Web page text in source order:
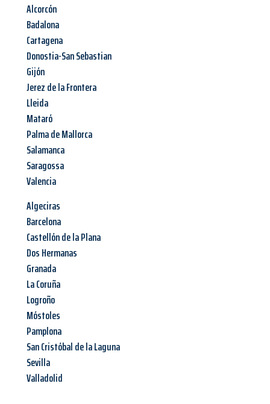
Alcorcón
Badalona
Cartagena
Donostia-San Sebastian
Gijón
Jerez de la Frontera
Lleida
Mataró
Palma de Mallorca
Salamanca
Saragossa
Valencia
Algeciras
Barcelona
Castellón de la Plana
Dos Hermanas
Granada
La Coruña
Logroño
Móstoles
Pamplona
San Cristóbal de la Laguna
Sevilla
Valladolid